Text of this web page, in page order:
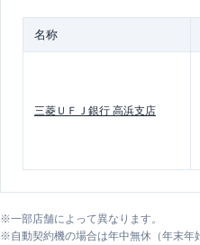
名称
三菱ＵＦＪ銀行 高浜支店
※一部店舗によって異なります。
※自動契約機の場合は年中無休（年末年